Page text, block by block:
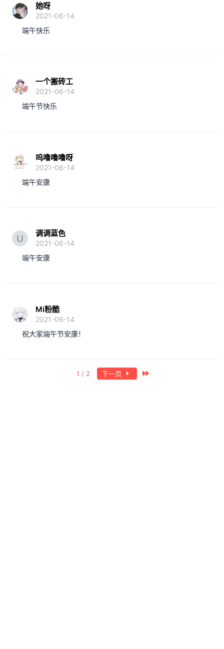
她呀
2021-06-14
端午快乐
一个搬砖工
2021-06-14
端午节快乐
呜噜噜噜呀
2021-06-14
端午安康
调调蓝色
2021-06-14
端午安康
Mi粉酷
2021-06-14
祝大家端午节安康！
1 / 2 下一页